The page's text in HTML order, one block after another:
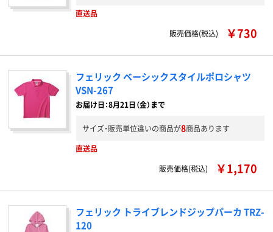
直送品
販売価格(税込)
￥730
フェリック ベーシックスタイルポロシャツ
VSN-267
お届け日：8月21日（金）まで
サイズ・販売単位違いの商品が8商品あります
直送品
販売価格(税込)
￥1,170
フェリック トライブレンドジップパーカ TRZ-
120